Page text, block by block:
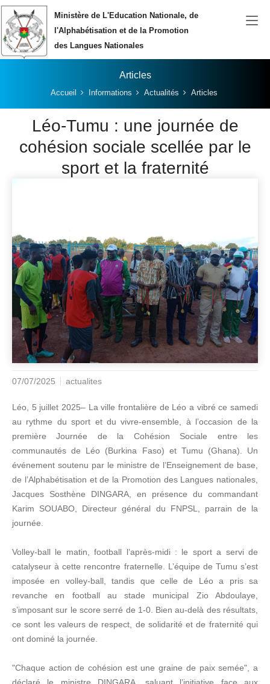
Aller au contenu principalMinistère de L'Education Nationale, de
l'Alphabétisation et de la Promotion
des Langues Nationales
Articles
Vous êtes ici:Accueil Informations Actualités Articles
Léo-Tumu : une journée de
cohésion sociale scellée par le
sport et la fraternité
07/07/2025 actualites
Léo, 5 juillet 2025– La ville frontalière de Léo a vibré ce samedi
au rythme du sport et du vivre-ensemble, à l’occasion de la
première Journée de la Cohésion Sociale entre les
communautés de Léo (Burkina Faso) et Tumu (Ghana). Un
événement soutenu par le ministre de l’Enseignement de base,
de l’Alphabétisation et de la Promotion des Langues nationales,
Jacques Sosthène DINGARA, en présence du commandant
Karim SOUABO, Directeur général du FNPSL, parrain de la
journée.
Volley-ball le matin, football l’après-midi : le sport a servi de
catalyseur à cette rencontre fraternelle. L’équipe de Tumu s’est
imposée en volley-ball, tandis que celle de Léo a pris sa
revanche en football au stade municipal Zio Abdoulaye,
s’imposant sur le score serré de 1-0. Bien au-delà des résultats,
ce sont les valeurs de respect, de solidarité et de fraternité qui
ont dominé la journée.
"Chaque action de cohésion est une graine de paix semée", a